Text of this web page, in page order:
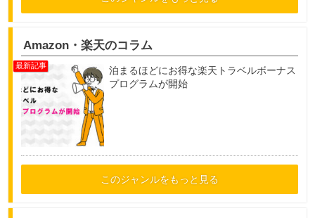
Amazon・楽天のコラム
泊まるほどにお得な楽天トラベルボーナス
プログラムが開始
このジャンルをもっと見る